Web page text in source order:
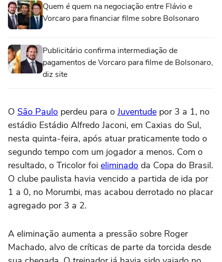
Quem é quem na negociação entre Flávio e
Vorcaro para financiar filme sobre Bolsonaro
Publicitário confirma intermediação de
pagamentos de Vorcaro para filme de Bolsonaro,
diz site
O São Paulo perdeu para o Juventude por 3 a 1, no
estádio Estádio Alfredo Jaconi, em Caxias do Sul,
nesta quinta-feira, após atuar praticamente todo o
segundo tempo com um jogador a menos. Com o
resultado, o Tricolor foi eliminado da Copa do Brasil.
O clube paulista havia vencido a partida de ida por
1 a 0, no Morumbi, mas acabou derrotado no placar
agregado por 3 a 2.
A eliminação aumenta a pressão sobre Roger
Machado, alvo de críticas de parte da torcida desde